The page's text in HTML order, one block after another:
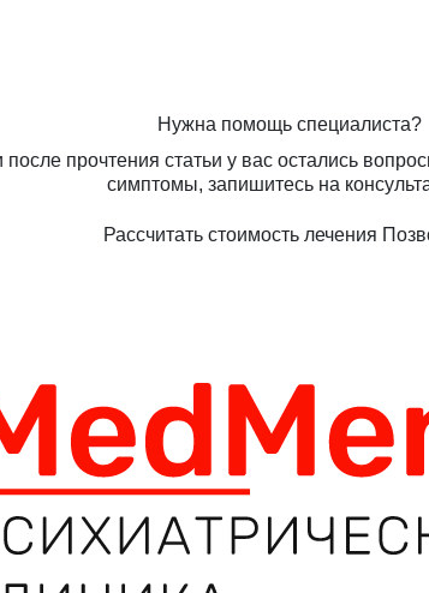
Нужна помощь специалиста?
после прочтения статьи у вас остались
симптомы, запишитесь на
Рассчитать стоимость лечения